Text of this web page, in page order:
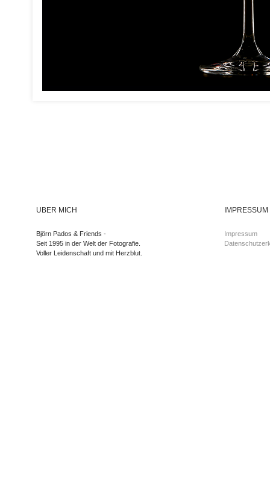
ÜBER MICH
Björn Pados & Friends -
Seit 1995 in der Welt der Fotografie.
Voller Leidenschaft und mit Herzblut.
Impressum